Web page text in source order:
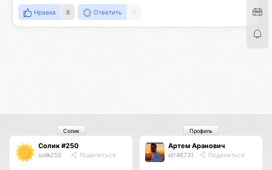
Нравка 8 Ответить 0
Солик #250
solik250 Поделиться
Солик
Артем Аранович
id146731 Поделиться
Профиль